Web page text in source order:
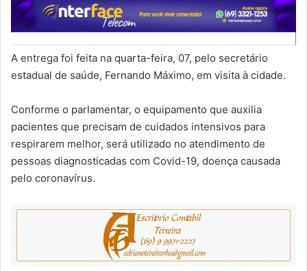
A entrega foi feita na quarta-feira, 07, pelo secretário
estadual de saúde, Fernando Máximo, em visita à cidade.
Conforme o parlamentar, o equipamento que auxilia
pacientes que precisam de cuidados intensivos para
respirarem melhor, será utilizado no atendimento de
pessoas diagnosticadas com Covid-19, doença causada
pelo coronavírus.